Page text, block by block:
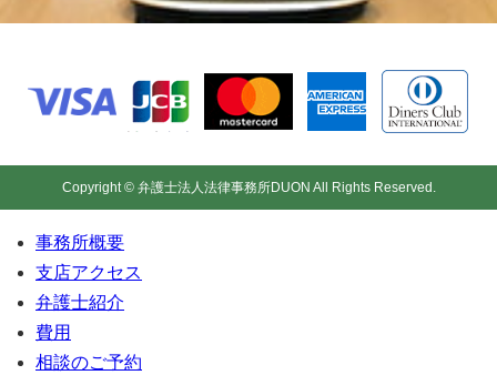
Copyright © 弁護士法人法律事務所DUON All Rights Reserved.
事務所概要
支店アクセス
弁護士紹介
費用
相談のご予約